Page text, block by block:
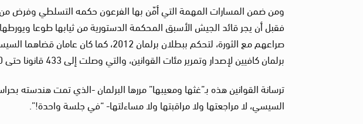
ومن ضمن المسارات المهمة التي أمّن بها الفرعون حكمه التسلطي وفرض من
صراعهم مع الثورة، لتحكم ببطلان برلمان
برلمان كافيين لإصدار وتمرير مئات القوانين، والتي وصلت إلى 433 قانونا حتى 20 نوفمبر/تشرين الثاني 2015.
ترسانة القوانين هذه بـ”غثها ومعيبها” مررها البرلمان -الذي تمت هندسته
السيسي، لا مراجعتها ولا مراقبتها ولا مساءلتها- “في جلسة واحدة!”.